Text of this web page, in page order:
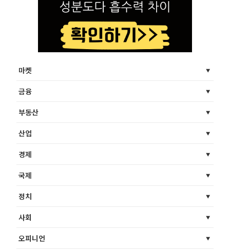
마켓
금융
부동산
산업
경제
국제
정치
사회
오피니언